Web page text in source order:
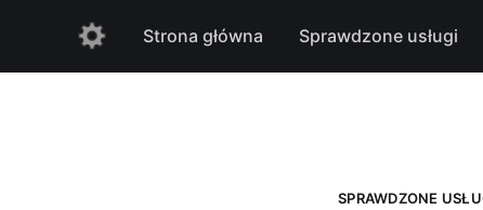
Strona główna Sprawdzone usługi
SPRAWDZONE